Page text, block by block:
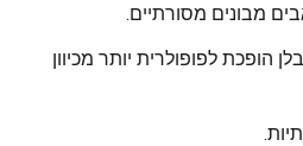
מבונים מסורתיים.
הופכת לפופולרית יותר מכיוון